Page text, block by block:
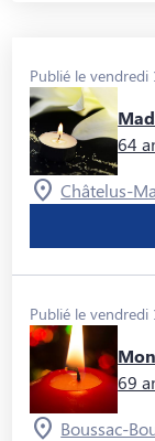
Publié le
64
Châtelus-
Publié le
69
Boussac-